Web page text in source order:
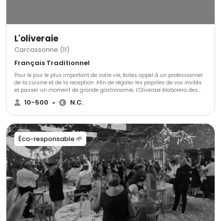
L'oliveraie
Carcassonne (11)
Français Traditionnel
Pour le jour le plus important de votre vie, faites appel à un professionnel
de la cuisine et de la reception. Afin de régaler les papilles de vos invités
et passer un moment de grande gastronomie, L'Oliveraie élaborera des
mets de qualité à l'occasion de votre union sacrée.
10-500 • N.C.
Éco-responsable 🌱